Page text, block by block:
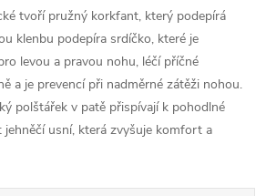
tvoří pružný korkfant, který podepírá
klenbu podepíra srdíčko, které je
levou a pravou nohu, léčí příčné
a je prevencí při nadměrné zátěži nohou.
polštářek v patě přispívají k pohodlné
usní, která zvyšuje komfort a